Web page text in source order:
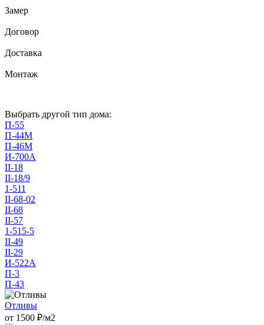
Замер
Договор
Доставка
Монтаж
Выбрать другой тип дома:
П-55
П-44М
П-46М
И-700А
II-18
II-18/9
1-511
II-68-02
II-68
II-57
1-515-5
II-49
II-29
И-522А
П-3
П-43
Отливы
от 1500 ₽/м2